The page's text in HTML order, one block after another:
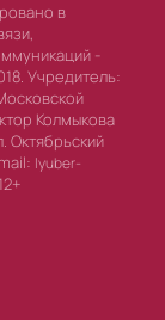
в
-
Учредитель:
Колмыкова
Октябрьский
lyuber-